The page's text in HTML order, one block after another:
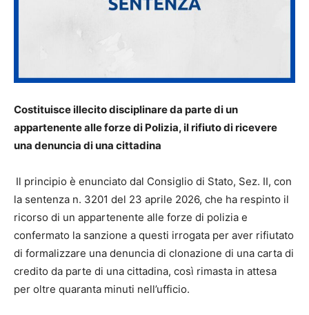
Costituisce illecito disciplinare da parte di un
appartenente alle forze di Polizia, il rifiuto di ricevere
una denuncia di una cittadina
Il principio è enunciato dal Consiglio di Stato, Sez. II, con
la sentenza n. 3201 del 23 aprile 2026, che ha respinto il
ricorso di un appartenente alle forze di polizia e
confermato la sanzione a questi irrogata per aver rifiutato
di formalizzare una denuncia di clonazione di una carta di
credito da parte di una cittadina, così rimasta in attesa
per oltre quaranta minuti nell’ufficio.